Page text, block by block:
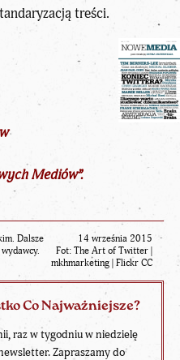
treści.
Mediów”.
Dalsze
14 września 2015
Fot: The Art of Twitter
mkhmarketing | Flickr CC
Co Najważniejsze?
raz w tygodniu w niedzielę
Zapraszamy do